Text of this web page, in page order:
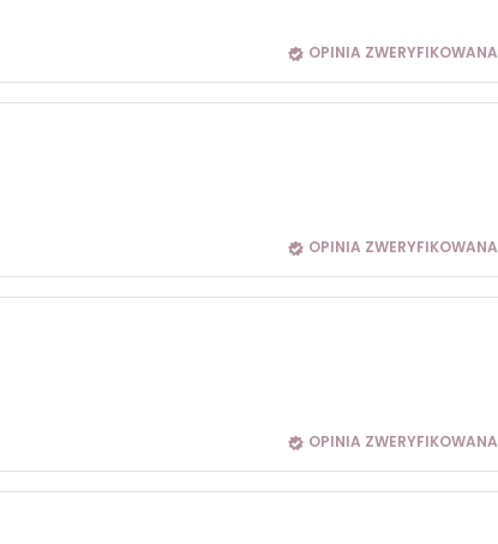
OPINIA ZWERYFIKOWANA
OPINIA ZWERYFIKOWANA
OPINIA ZWERYFIKOWANA